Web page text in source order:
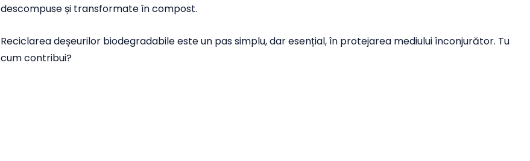
descompuse și transformate în compost.
Reciclarea deșeurilor biodegradabile este un pas simplu, dar esențial, în protejarea mediului înconjurător. Tu
cum contribui?